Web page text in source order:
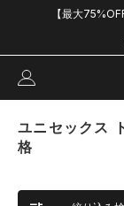
【最大
ユニセックス
格